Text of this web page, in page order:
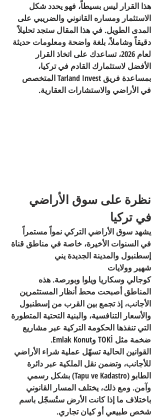
هذا القرار ليس بسيطاً، فهو يحدد شكل
الاستثمار ومساره القانوني والضريبي على
المدى الطويل. في هذا المقال ستجد تحليلاً
دقيقاً وشاملاً، بلغة واضحة ومعلومات حديثة
لعام 2026، تساعدك على اتخاذ القرار
الأفضل لاستثمارك القادم في تركيا،
بمساعدة فريق Tarland Invest المتخصص
في الأراضي والاستشارات العقارية.
نظرة على سوق الأراضي
في تركيا
يشهد سوق الأراضي التركي نمواً مستمراً
في السنوات الأخيرة، خاصة في مناطق قناة
إسطنبول والمدينة الجديدة يني
شهير وولايات
كوجالي وسكاريا ويلوا وبورصة. هذه
المناطق أصبحت محط أنظار المستثمرين
الأجانب، إذ تجمع بين القرب من إسطنبول
والأسعار التنافسية، والبنية التحتية المتطورة
التي تنفذها الحكومة التركية عبر مشاريع
ضخمة مثل TOKİ وEmlak Konut
.
القوانين الحالية تسهّل عملية شراء الأراضي
للأجانب، وتضمن نقل الملكية عبر دائرة
الطابو (Tapu ve Kadastro) بشكل رسمي
وآمن. ومع ذلك، يختلف المسار القانوني
باختلاف ما إذا كانت الأرض ستُسجّل باسم
شخص طبيعي أو كيان تجاري.